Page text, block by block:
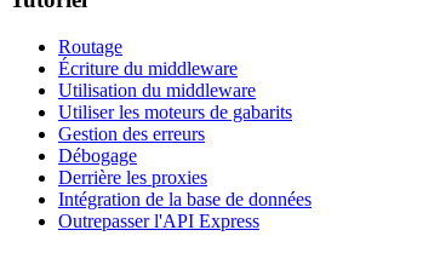
Routage
Écriture du middleware
Utilisation du middleware
Utiliser les moteurs de gabarits
Gestion des erreurs
Débogage
Derrière les proxies
Intégration de la base de données
Outrepasser l'API Express